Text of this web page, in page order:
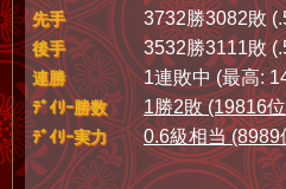
先手 3732勝3082敗
後手 3532勝3111敗
連勝 1連敗中 (最高:
ﾃﾞｲﾘｰ勝数 1勝2敗 (19816
ﾃﾞｲﾘｰ実力 0.6級相当 (8989